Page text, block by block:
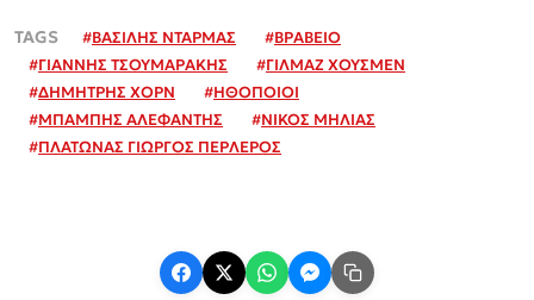
#ΒΑΣΙΛΗΣ ΝΤΑΡΜΑΣ #ΒΡΑΒΕΙΟ
#ΓΙΑΝΝΗΣ ΤΣΟΥΜΑΡΑΚΗΣ #ΓΙΛΜΑΖ ΧΟΥΣΜΕΝ
#ΔΗΜΗΤΡΗΣ ΧΟΡΝ #ΗΘΟΠΟΙΟΙ
#ΜΠΑΜΠΗΣ ΑΛΕΦΑΝΤΗΣ #ΝΙΚΟΣ ΜΗΛΙΑΣ
#ΠΛΑΤΩΝΑΣ ΓΙΩΡΓΟΣ ΠΕΡΛΕΡΟΣ